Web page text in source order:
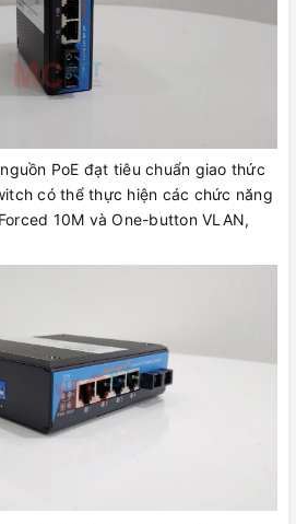
PoE đạt tiêu chuẩn giao thức
có thể thực hiện các chức năng
10M và One-button VLAN,